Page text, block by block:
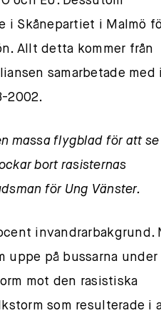
i Skånepartiet i Malmö
Allt detta kommer från
samarbetade med i
2002.
massa flygblad för att
bort rasisternas
för Ung Vänster.
invandrarbakgrund.
uppe på bussarna under
mot den rasistiska
som resulterade i